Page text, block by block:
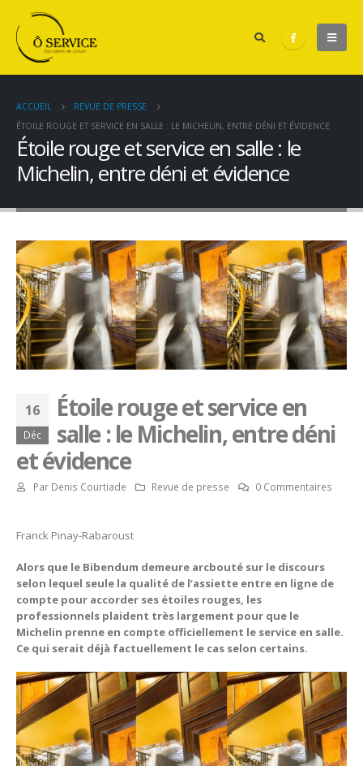
ACCUEIL
REVUE DE PRESSE
ÉTOILE ROUGE ET SERVICE EN SALLE : LE MICHELIN, ENTRE DÉNI ET ÉVIDENCE
Étoile rouge et service en salle : le
Michelin, entre déni et évidence
16
Déc
Étoile rouge et service en
salle : le Michelin, entre déni
et évidence
Par Denis Courtiade Revue de presse 0 Commentaires
Franck Pinay-Rabaroust
Alors que le Bibendum demeure arcbouté sur le discours
selon lequel seule la qualité de l’assiette entre en ligne de
compte pour accorder ses étoiles rouges, les
professionnels plaident très largement pour que le
Michelin prenne en compte officiellement le service en salle.
Ce qui serait déjà factuellement le cas selon certains.